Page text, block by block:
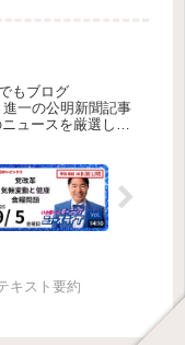
大で、財政悪化への
る市場の反応：国債
上昇 → 円安進行10
用低下のリスク
の提出大人の発達障
いさ進一氏の主張の
もブログ
進一の公明新聞記事
ュースを厳選して
キスト要約